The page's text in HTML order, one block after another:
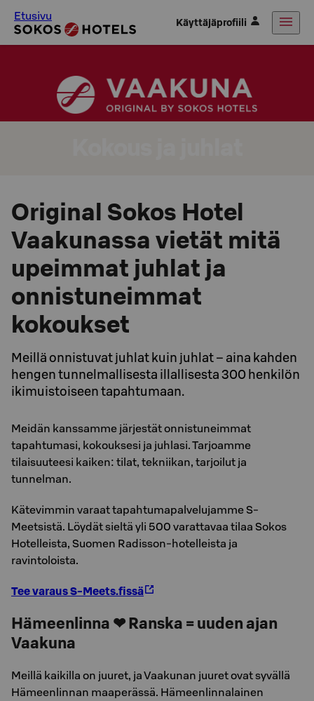
Etusivu Käyttäjäprofiili
Original Sokos Hotel
Vaakunassa vietät mitä
upeimmat juhlat ja
onnistuneimmat
kokoukset
Meillä onnistuvat juhlat kuin juhlat – aina kahden
hengen tunnelmallisesta illallisesta 300 henkilön
ikimuistoiseen tapahtumaan.
Meidän kanssamme järjestät onnistuneimmat
tapahtumasi, kokouksesi ja juhlasi. Tarjoamme
tilaisuuteesi kaiken: tilat, tekniikan, tarjoilut ja
tunnelman.
Kätevimmin varaat tapahtumapalvelujamme S-
Meetsistä. Löydät sieltä yli 500 varattavaa tilaa Sokos
Hotelleista, Suomen Radisson-hotelleista ja
ravintoloista.
Tee varaus S-Meets.fissä
Hämeenlinna ❤ Ranska = uuden ajan
Vaakuna
Meillä kaikilla on juuret, ja Vaakunan juuret ovat syvällä
Hämeenlinnan maaperässä. Hämeenlinnalainen